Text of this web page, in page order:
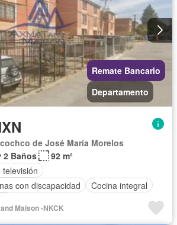
Remate Bancario
Departamento
de José María Morelos
2 Baños
92 m²
con discapacidad
Cocina integral
Maison -NKCK